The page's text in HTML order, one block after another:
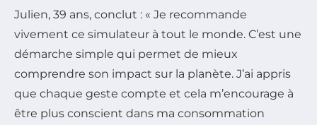
Julien, 39 ans, conclut : « Je recommande
vivement ce simulateur à tout le monde. C’est une
démarche simple qui permet de mieux
comprendre son impact sur la planète. J’ai appris
que chaque geste compte et cela m’encourage à
être plus conscient dans ma consommation